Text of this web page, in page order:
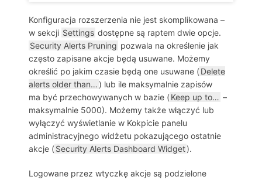
Konfiguracja rozszerzenia nie jest skomplikowana –
w sekcji Settings dostępne są raptem dwie opcje.
Security Alerts Pruning pozwala na określenie jak
często zapisane akcje będą usuwane. Możemy
określić po jakim czasie będą one usuwane (Delete
alerts older than… ) lub ile maksymalnie zapisów
ma być przechowywanych w bazie (Keep up to… –
maksymalnie 5000). Możemy także włączyć lub
wyłączyć wyświetlanie w Kokpicie panelu
administracyjnego widżetu pokazującego ostatnie
akcje (Security Alerts Dashboard Widget).
Logowane przez wtyczkę akcje są podzielone